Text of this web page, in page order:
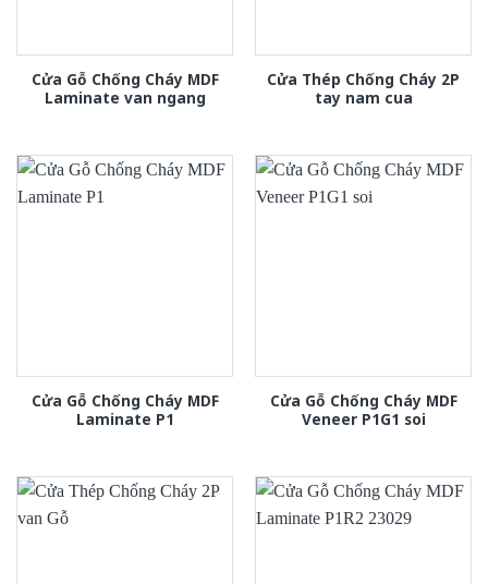
Cửa Gỗ Chống Cháy MDF
Laminate van ngang
Cửa Thép Chống Cháy 2P
tay nam cua
Cửa Gỗ Chống Cháy MDF
Laminate P1
Cửa Gỗ Chống Cháy MDF
Veneer P1G1 soi